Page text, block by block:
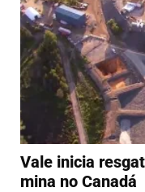
Vale inicia
mina no Canadá